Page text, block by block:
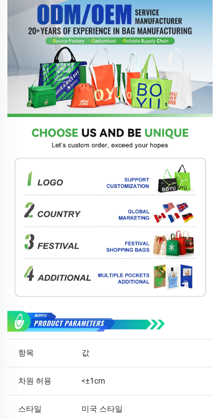
항목 값
차원 허용 <±1cm
스타일 미국 스타일